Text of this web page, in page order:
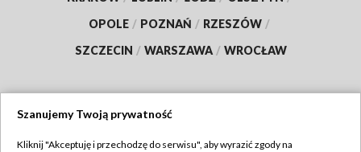
OPOLE / POZNAŃ / RZESZÓW /
SZCZECIN / WARSZAWA / WROCŁAW
Szanujemy Twoją prywatność
Kliknij "Akceptuję i przechodzę do serwisu", aby wyrazić zgody na